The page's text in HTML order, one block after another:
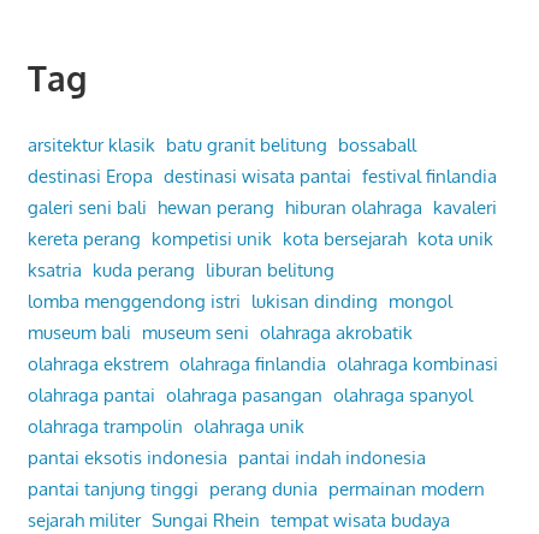
Tag
arsitektur klasik batu granit belitung bossaball
destinasi Eropa destinasi wisata pantai festival finlandia
galeri seni bali hewan perang hiburan olahraga kavaleri
kereta perang kompetisi unik kota bersejarah kota unik
ksatria kuda perang liburan belitung
lomba menggendong istri lukisan dinding mongol
museum bali museum seni olahraga akrobatik
olahraga ekstrem olahraga finlandia olahraga kombinasi
olahraga pantai olahraga pasangan olahraga spanyol
olahraga trampolin olahraga unik
pantai eksotis indonesia pantai indah indonesia
pantai tanjung tinggi perang dunia permainan modern
sejarah militer Sungai Rhein tempat wisata budaya